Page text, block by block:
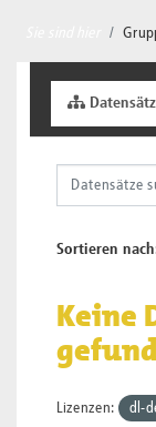
Sortieren nach
Keine
Lizenzen: dl-